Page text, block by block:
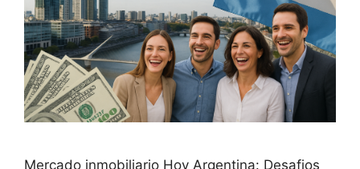
Mercado inmobiliario Hoy Argentina: Desafios